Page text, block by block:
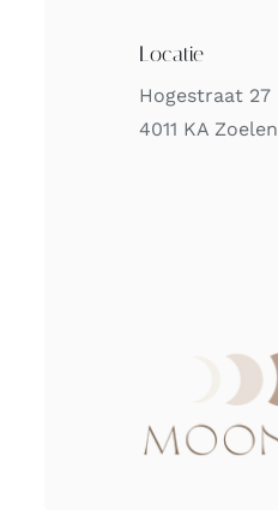
Locatie
Hogestraat 27
4011 KA Zoelen